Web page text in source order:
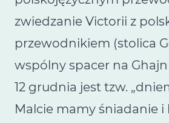
zwiedzanie Victorii z
przewodnikiem (stolica
wspólny spacer na
12 grudnia jest tzw.
Malcie mamy śniadanie i